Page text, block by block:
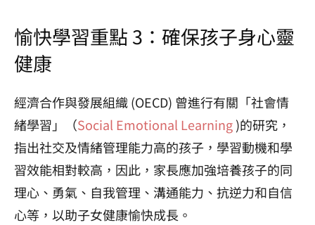
愉快學習重點 3：確保孩子身心靈
健康
經濟合作與發展組織 (OECD) 曾進行有關「社會情
緒學習」（Social Emotional Learning)的研究，
指出社交及情緒管理能力高的孩子，學習動機和學
習效能相對較高，因此，家長應加強培養孩子的同
理心、勇氣、自我管理、溝通能力、抗逆力和自信
心等，以助子女健康愉快成長。